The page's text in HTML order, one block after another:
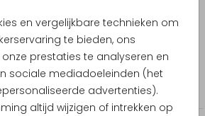
en vergelijkbare technieken om
te bieden, ons
prestaties te analyseren en
sociale mediadoeleinden (het
advertenties).
altijd wijzigen of intrekken op